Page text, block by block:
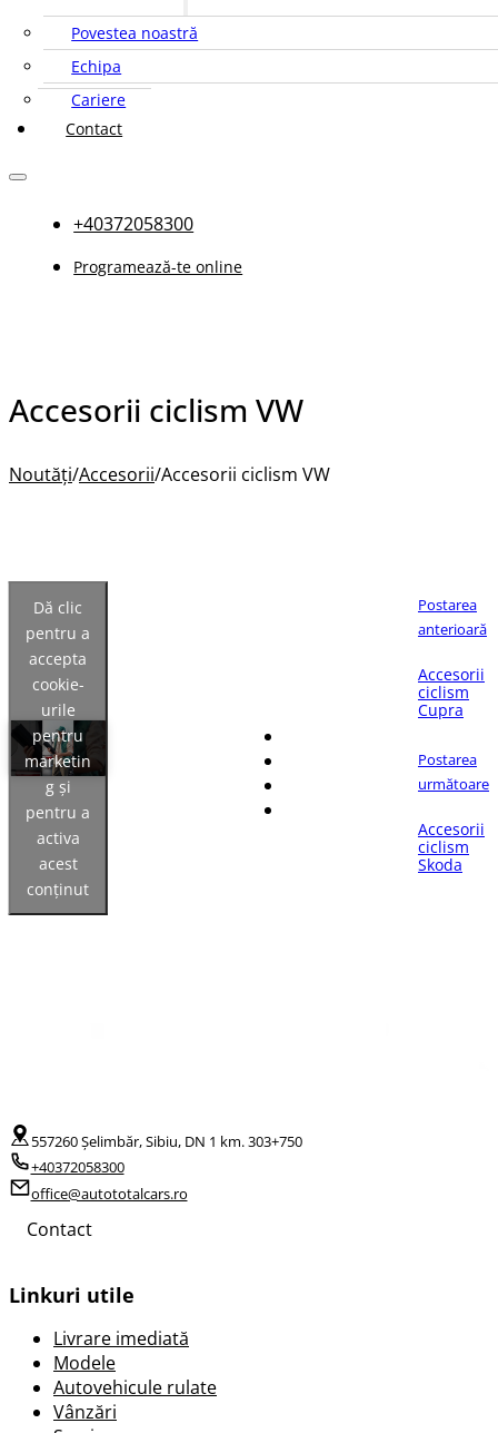
Povestea noastră
Echipa
Cariere
Contact
+40372058300
Programează-te online
Accesorii ciclism VW
Noutăți/Accesorii/Accesorii ciclism VW
Dă clic
pentru a
accepta
cookie-
urile
pentru
marketin
g și
pentru a
activa
acest
conținut
Postarea
anterioară
Accesorii
ciclism
Cupra
Postarea
următoare
Accesorii
ciclism
Skoda
557260 Șelimbăr, Sibiu, DN 1 km. 303+750
+40372058300
office@autototalcars.ro
Contact
Linkuri utile
Livrare imediată
Modele
Autovehicule rulate
Vânzări